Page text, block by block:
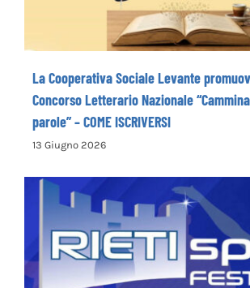
ISCRIVERSI
La Cooperativa Sociale Levante
Concorso Letterario Nazionale
parole” – COME ISCRIVERSI
13 Giugno 2026